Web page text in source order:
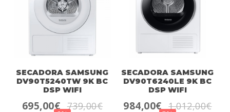
SECADORA SAMSUNG
DV90T5240TW 9K BC
DSP WIFI
695,00€ 739,00€
SECADORA SAMSUNG
DV90T6240LE 9K BC
DSP WIFI
984,00€ 1.012,00€